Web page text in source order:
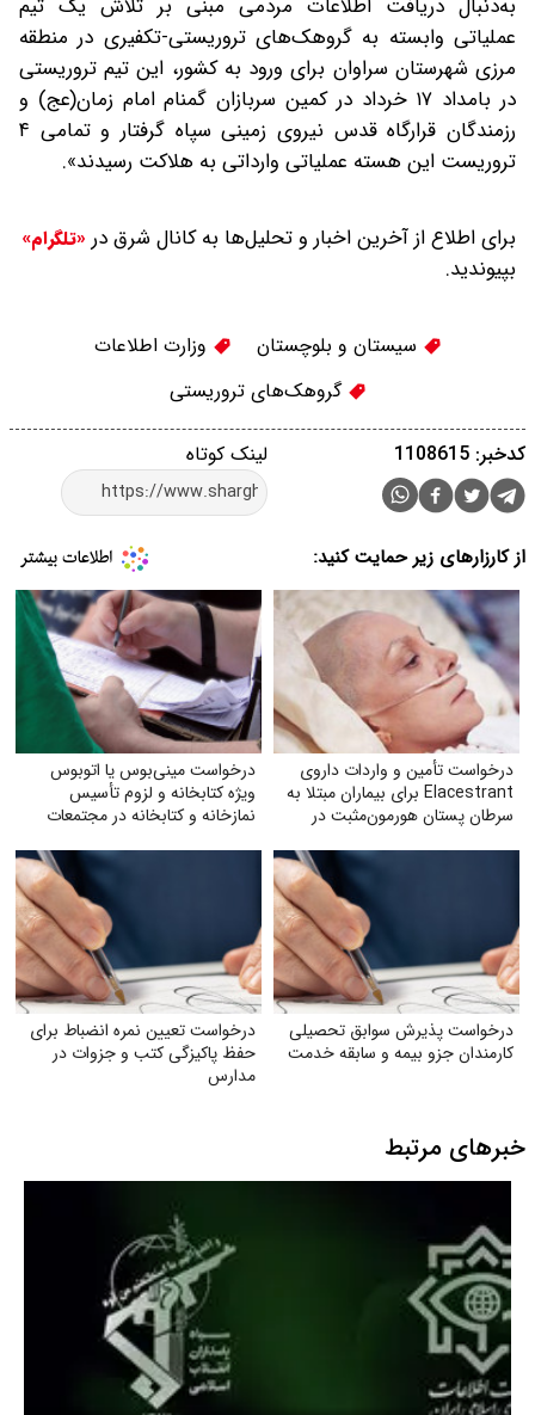
عملیاتی وابسته به گروهک‌های تروریستی-تکفیری در منطقه
مرزی شهرستان سراوان برای ورود به کشور، این تیم تروریستی
در بامداد ۱۷ خرداد در کمین سربازان گمنام امام زمان(عج) و
رزمندگان قرارگاه قدس نیروی زمینی سپاه گرفتار و تمامی ۴
تروریست این هسته عملیاتی وارداتی به هلاکت رسیدند».
برای اطلاع از آخرین اخبار و تحلیل‌ها به کانال شرق در «تلگرام»
بپیوندید.
سیستان و بلوچستان
وزارت اطلاعات
گروهک‌های تروریستی
لینک کوتاه کدخبر: 1108615
از کارزارهای زیر حمایت کنید:
درخواست تأمین و واردات داروی
Elacestrant برای بیماران مبتلا به
سرطان پستان هورمون‌مثبت در
درخواست مینی‌بوس یا اتوبوس
ویژه کتابخانه و لزوم تأسیس
نمازخانه و کتابخانه در مجتمعات
درخواست پذیرش سوابق تحصیلی
کارمندان جزو بیمه و سابقه خدمت
درخواست تعیین نمره انضباط برای
حفظ پاکیزگی کتب و جزوات در
مدارس
خبرهای مرتبط